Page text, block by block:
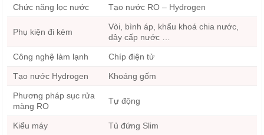
Chức năng lọc nước Tạo nước RO – Hydrogen
Phụ kiện đi kèm
Vòi, bình áp, khẩu khoá chia nước,
dây cấp nước …
Công nghệ làm lạnh Chíp điện tử
Tạo nước Hydrogen Khoáng gốm
Phương pháp sục rửa
màng RO
Tự động
Kiểu máy Tủ đứng Slim